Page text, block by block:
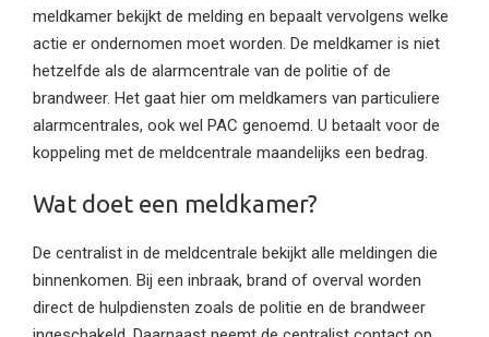
meldkamer bekijkt de melding en bepaalt vervolgens welke
actie er ondernomen moet worden. De meldkamer is niet
hetzelfde als de alarmcentrale van de politie of de
brandweer. Het gaat hier om meldkamers van particuliere
alarmcentrales, ook wel PAC genoemd. U betaalt voor de
koppeling met de meldcentrale maandelijks een bedrag.
Wat doet een meldkamer?
De centralist in de meldcentrale bekijkt alle meldingen die
binnenkomen. Bij een inbraak, brand of overval worden
direct de hulpdiensten zoals de politie en de brandweer